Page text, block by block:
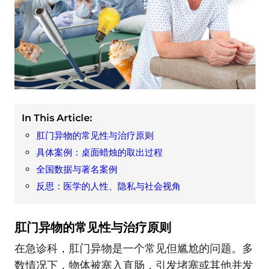
In This Article:
肛门异物的常见性与治疗原则
具体案例：桌面蜡烛的取出过程
全国数据与著名案例
反思：医学的人性、隐私与社会视角
肛门异物的常见性与治疗原则
在急诊科，肛门异物是一个常见但尴尬的问题。多
数情况下，物体被塞入直肠，引发堵塞或其他并发